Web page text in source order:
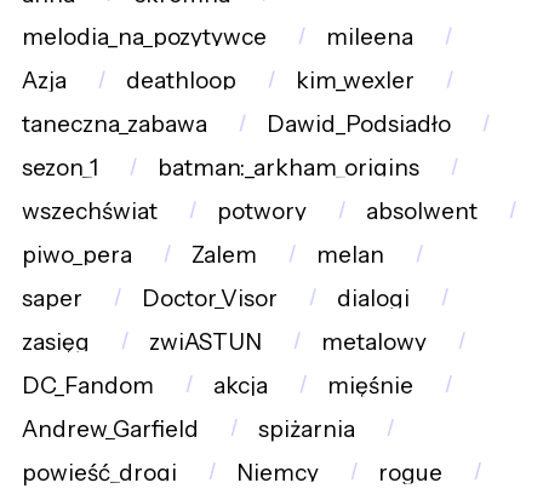
melodia_na_pozytywce
mileena
Azja
deathloop
kim_wexler
taneczna_zabawa
Dawid_Podsiadło
sezon_1
batman:_arkham_origins
wszechświat
potwory
absolwent
piwo_pera
Zalem
melan
saper
Doctor_Visor
dialogi
zasięg
zwiASTUN
metalowy
DC_Fandom
akcja
mięśnie
Andrew_Garfield
spiżarnia
powieść_drogi
Niemcy
rogue